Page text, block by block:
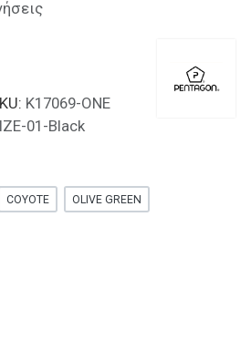
K17069-ONE
01-Black
COYOTE OLIVE GREEN